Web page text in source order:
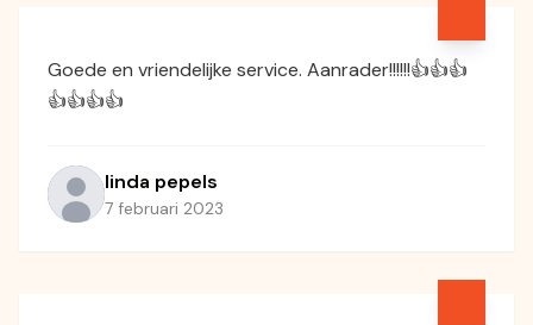
Goede en vriendelijke service. Aanrader!!!!!!👍👍👍
👍👍👍👍
linda pepels
7 februari 2023